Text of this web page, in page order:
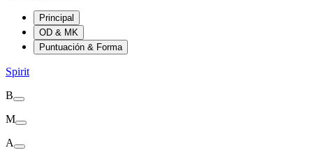
Principal
OD & MK
Puntuación & Forma
Spirit
B
M
A